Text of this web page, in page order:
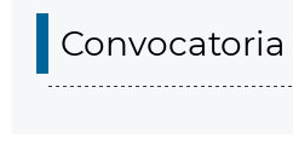
Convocatoria